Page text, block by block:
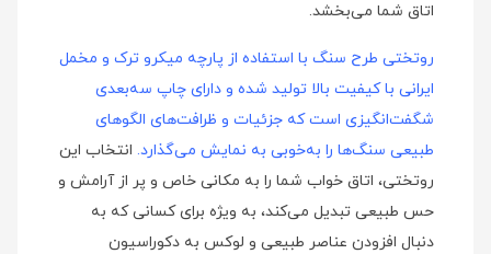
اتاق شما می‌بخشد.
روتختی طرح سنگ با استفاده از پارچه میکرو ترک و مخمل
ایرانی با کیفیت بالا تولید شده و دارای چاپ سه‌بعدی
شگفت‌انگیزی است که جزئیات و ظرافت‌های الگوهای
طبیعی سنگ‌ها را به‌خوبی به نمایش می‌گذارد. انتخاب این
روتختی، اتاق خواب شما را به مکانی خاص و پر از آرامش و
حس طبیعی تبدیل می‌کند، به ویژه برای کسانی که به
دنبال افزودن عناصر طبیعی و لوکس به دکوراسیون